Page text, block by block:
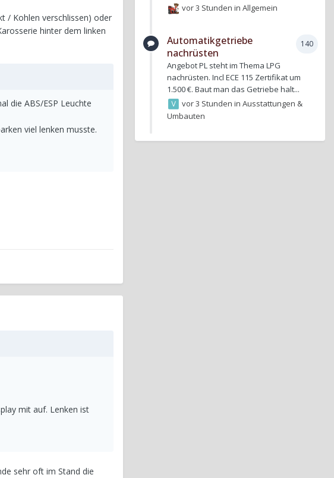
/ Kohlen verschlissen) oder
hinter dem linken
die ABS/ESP Leuchte
viel lenken musste.
mit auf. Lenken ist
sehr oft im Stand die
vor 3 Stunden inAllgemein
140
Automatikgetriebe
nachrüsten
Angebot PL steht im Thema LPG
nachrüsten. Incl ECE 115 Zertifikat um
1.500 €. Baut man das Getriebe halt...
vor 3 Stunden inAusstattungen &
Umbauten